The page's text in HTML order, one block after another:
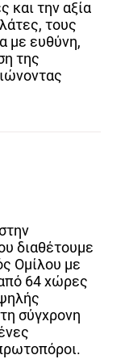
και την αξία
τους
με ευθύνη,
της
διαθέτουμε
Ομίλου με
64 χώρες
σύγχρονη